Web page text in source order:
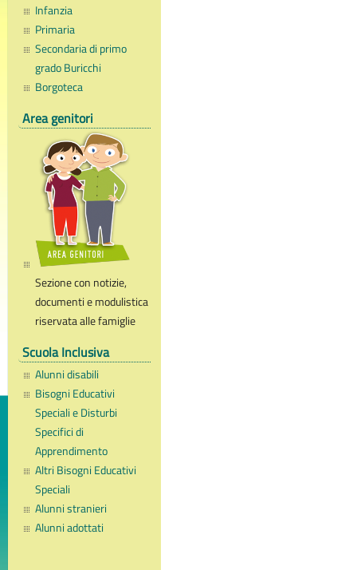
Infanzia
Primaria
Secondaria di primo
grado Buricchi
Borgoteca
Area genitori
Sezione con notizie,
documenti e modulistica
riservata alle famiglie
Scuola Inclusiva
Alunni disabili
Bisogni Educativi
Speciali e Disturbi
Specifici di
Apprendimento
Altri Bisogni Educativi
Speciali
Alunni stranieri
Alunni adottati